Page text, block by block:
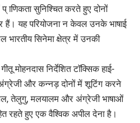
ाणिकता सुनिश्चित करते हुए दोनों
हैं। यह परियोजना न केवल उनके भाषाई
भारतीय सिनेमा क्षेत्र में उनकी
मोहनदास निर्देशित टॉक्सिक हाई-
और कन्नड़ दोनों में शूटिंग करने
तेलुगु, मलयालम और अंग्रेजी भाषाओं
रहते हुए एक वैश्विक अपील देना है।